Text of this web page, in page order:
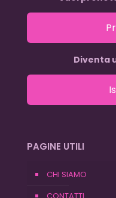
Diventa
PAGINE UTILI
CHI SIAMO